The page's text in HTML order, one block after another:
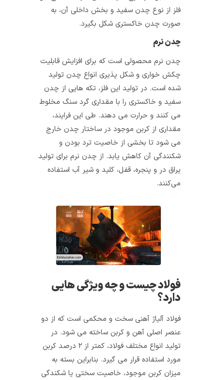
فلز از نوع چدن سفید و بخش داخلی آن، به
صورت چدن خاکستری شکل بگیرد.
چدن نرم محصولی است که برای افزایش قابلیت
چکش خواری و شکل پذیری انواع چدن تولید
شده است. در تولید این فلز، تکه هایی از چدن
سفید و خاکستری را با مقداری گرد سنگ مخلوط
می کنند و حرارت می دهند. طی این فرایند،
مقداری از کربن موجود در ساختار چدن خارج
می شود تا بخشی از خاصیت ترد بودن و
شکنندگی آن کاهش یابد. از چدن نرم برای تولید
یراق در و پنجره، قفل، کلید و شیر آب استفاده
فولاد چیست و چه ویژگی هایی
فولاد آلیاژ آهنی سخت و محکمی است که از دو
عنصر اصلی آهن و کربن ساخته می شود. در
تولید انواع مختلف فولاد، کمتر از ۲ درصد کربن
مورد استفاده قرار می گیرد. بنابراین بسته به
میزان کربن موجود، خاصیت سختی یا شکندگی